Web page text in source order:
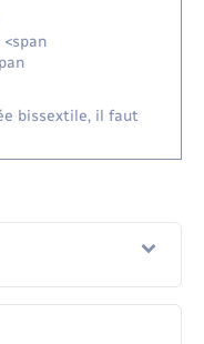
bissextile, il faut